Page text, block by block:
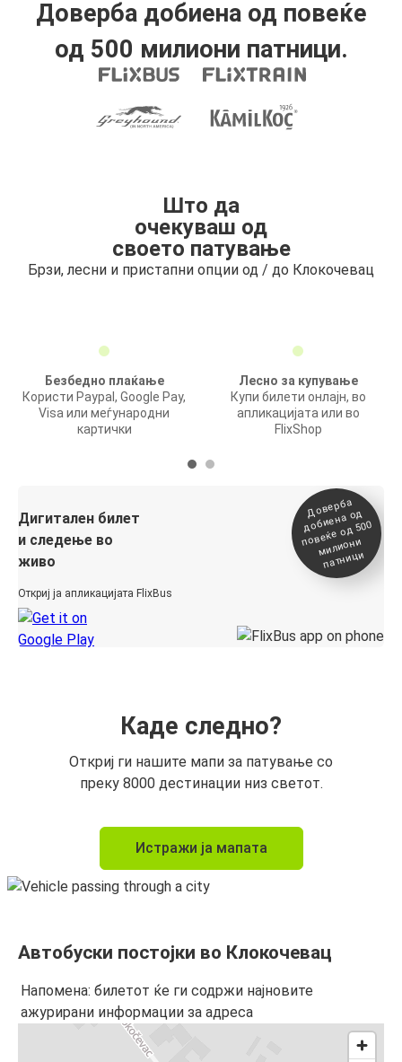
Доверба добиена од повеќе
од 500 милиони патници.
Што да
очекуваш од
своето патување
Брзи, лесни и пристапни опции од / до Клокочевац
Безбедно плаќање
Користи Paypal, Google Pay,
Visa или меѓународни
картички
Лесно за купување
Купи билети онлајн, во
апликацијата или во
FlixShop
Дигитален билет
и следење во
живо
Откриј ја апликацијата FlixBus
Доверба
добиена о
д
повеќе о
д 500
милиони
патници
Каде следно?
Откриј ги нашите мапи за патување со
преку 8000 дестинации низ светот.
Истражи ја мапата
Автобуски постојки во Клокочевац
Напомена: билетот ќе ги содржи најновите
ажурирани информации за адреса